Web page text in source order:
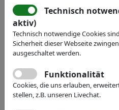
Medizintechnik
Technisch
aktiv)
Technisch notwendige Cookies
Sicherheit dieser Webseite
ausgeschaltet werden.
Funktionalität
Cookies, die uns erlauben,
stellen, z.B. unseren Livechat.